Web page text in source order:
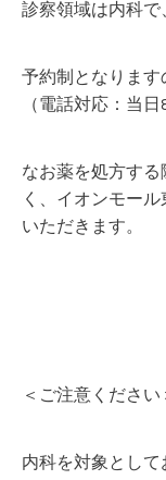
診察領域は内科で
予約制となりま
（電話対応：当
なお薬を処方す
く、イオンモール
いただきます。
＜ご注意ください
内科を対象とし